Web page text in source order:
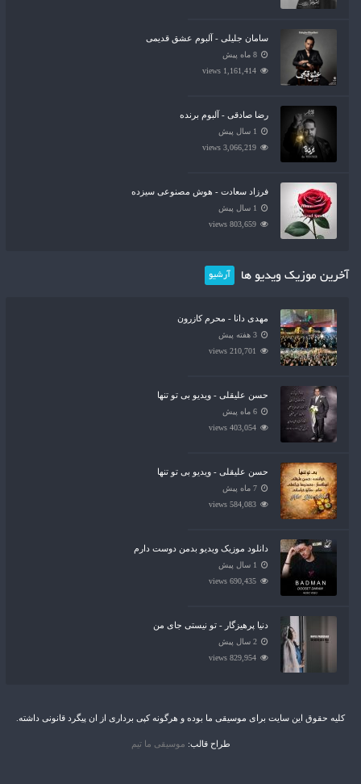
سامان جلیلی - آلبوم عشق قدیمی
8 ماه پیش
1,161,414 views
رضا صادقی - آلبوم برنده
1 سال پیش
3,066,219 views
فرزاد سعادت - هوش مصنوعی سیزده
1 سال پیش
803,659 views
آخرین موزیک ویدیو ها آرشیو
مهدی دانا - محرم کازرون
3 هفته پیش
210,701 views
حسن علیقلی - ویدیو بی تو تنها
6 ماه پیش
403,054 views
حسن علیقلی - ویدیو بی تو تنها
7 ماه پیش
584,083 views
دانلود موزیک ویدیو بدمن دوست دارم
1 سال پیش
690,435 views
دنیا پرهیزگار - تو نیستی جای من
2 سال پیش
829,954 views
کلیه حقوق این سایت برای موسیقی ما بوده و هرگونه کپی برداری از ان پیگرد قانونی داشته.
طراح قالب: موسیقی ما تیم